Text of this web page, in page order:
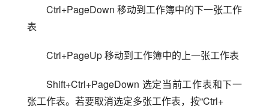
Ctrl+PageDown 移动到工作簿中的下一张工作
表
Ctrl+PageUp 移动到工作簿中的上一张工作表
Shift+Ctrl+PageDown 选定当前工作表和下一
张工作表。若要取消选定多张工作表，按“Ctrl+